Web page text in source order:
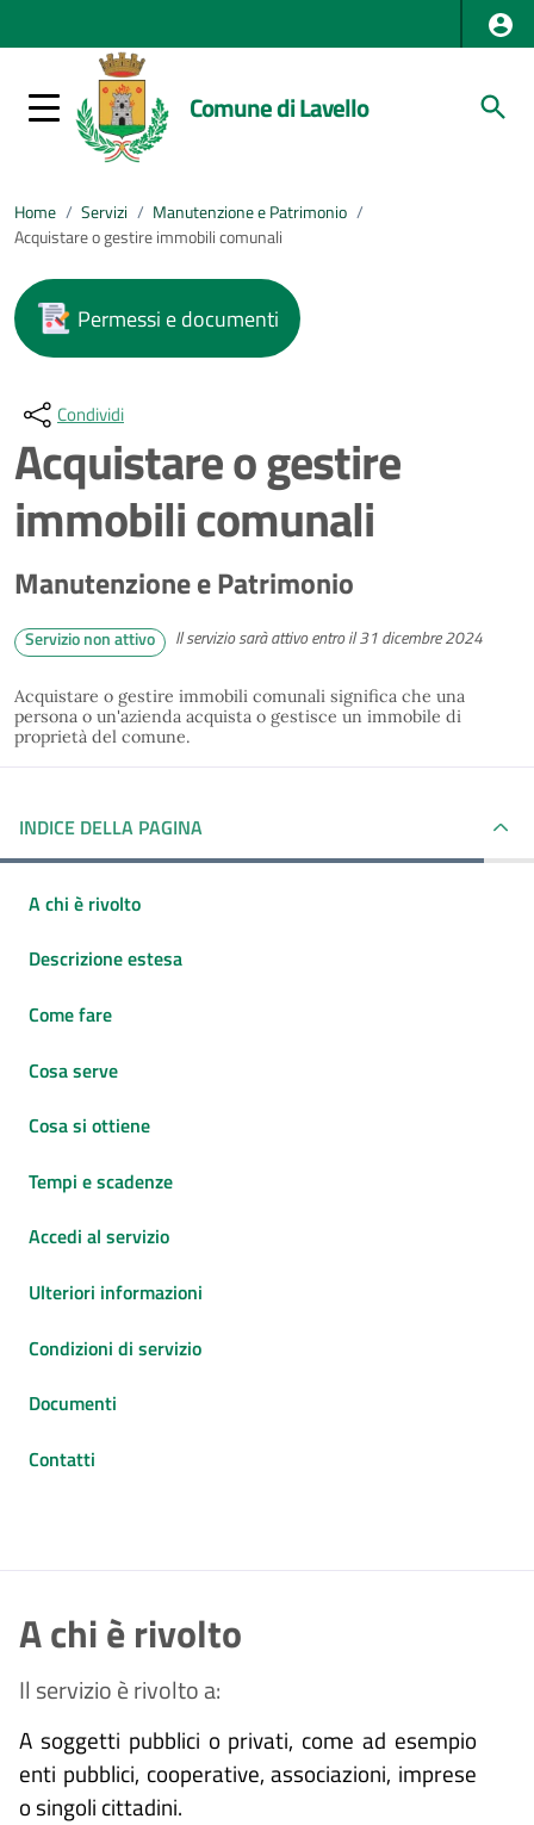
Comune di Lavello
Home / Servizi / Manutenzione e Patrimonio /
Acquistare o gestire immobili comunali
Permessi e documenti
Condividi
Acquistare o gestire
immobili comunali
Manutenzione e Patrimonio
Servizio non attivo Il servizio sarà attivo entro il 31 dicembre 2024
Acquistare o gestire immobili comunali significa che una
persona o un'azienda acquista o gestisce un immobile di
proprietà del comune.
INDICE DELLA PAGINA
A chi è rivolto
Descrizione estesa
Come fare
Cosa serve
Cosa si ottiene
Tempi e scadenze
Accedi al servizio
Ulteriori informazioni
Condizioni di servizio
Documenti
Contatti
A chi è rivolto
Il servizio è rivolto a:
A soggetti pubblici o privati, come ad esempio
enti pubblici, cooperative, associazioni, imprese
o singoli cittadini.